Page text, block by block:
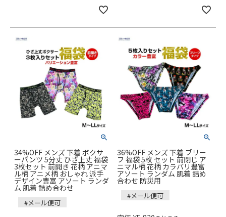
34%OFF メンズ 下着 ボクサ
ーパンツ 5分丈 ひざ上丈 福袋
3枚セット 前開き 花柄 アニマ
ル柄 アニメ柄 おしゃれ 派手
デザイン豊富 アソート ランダ
ム 肌着 詰め合わせ
#メール便可
36%OFF メンズ 下着 ブリー
フ 福袋 5枚 セット 前閉じ ア
ニマル柄 花柄 カラバリ豊富
アソート ランダム 肌着 詰め
合わせ 防災用
#メール便可